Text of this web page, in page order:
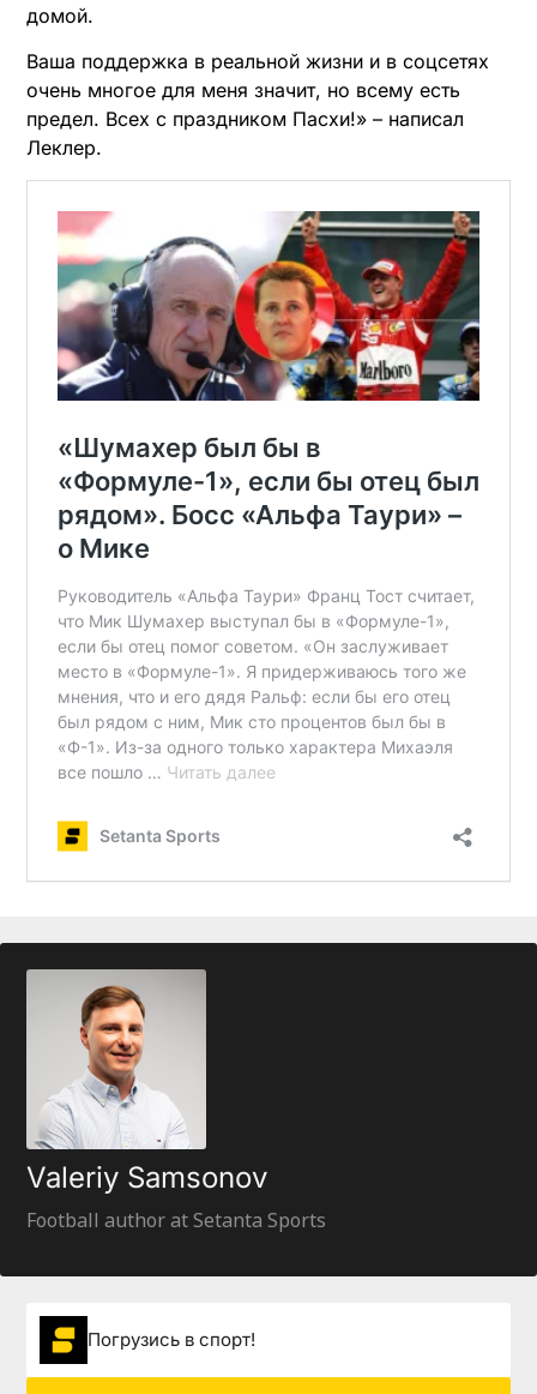
домой.
Ваша поддержка в реальной жизни и в соцсетях
очень многое для меня значит, но всему есть
предел. Всех с праздником Пасхи!» – написал
Леклер.
Valeriy Samsonov
Football author at Setanta Sports
Погрузиcь в спорт!